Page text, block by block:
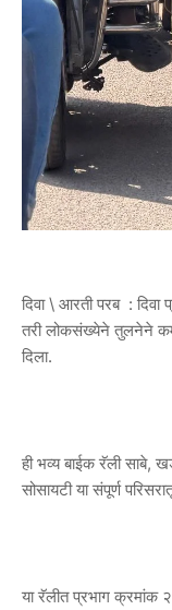
दिवा \ आरती परब : दिवा
तरी लोकसंख्येने तुलनेने
दिला.
ही भव्य बाईक रॅली साबे,
सोसायटी या संपूर्ण
या रॅलीत प्रभाग क्रमांक